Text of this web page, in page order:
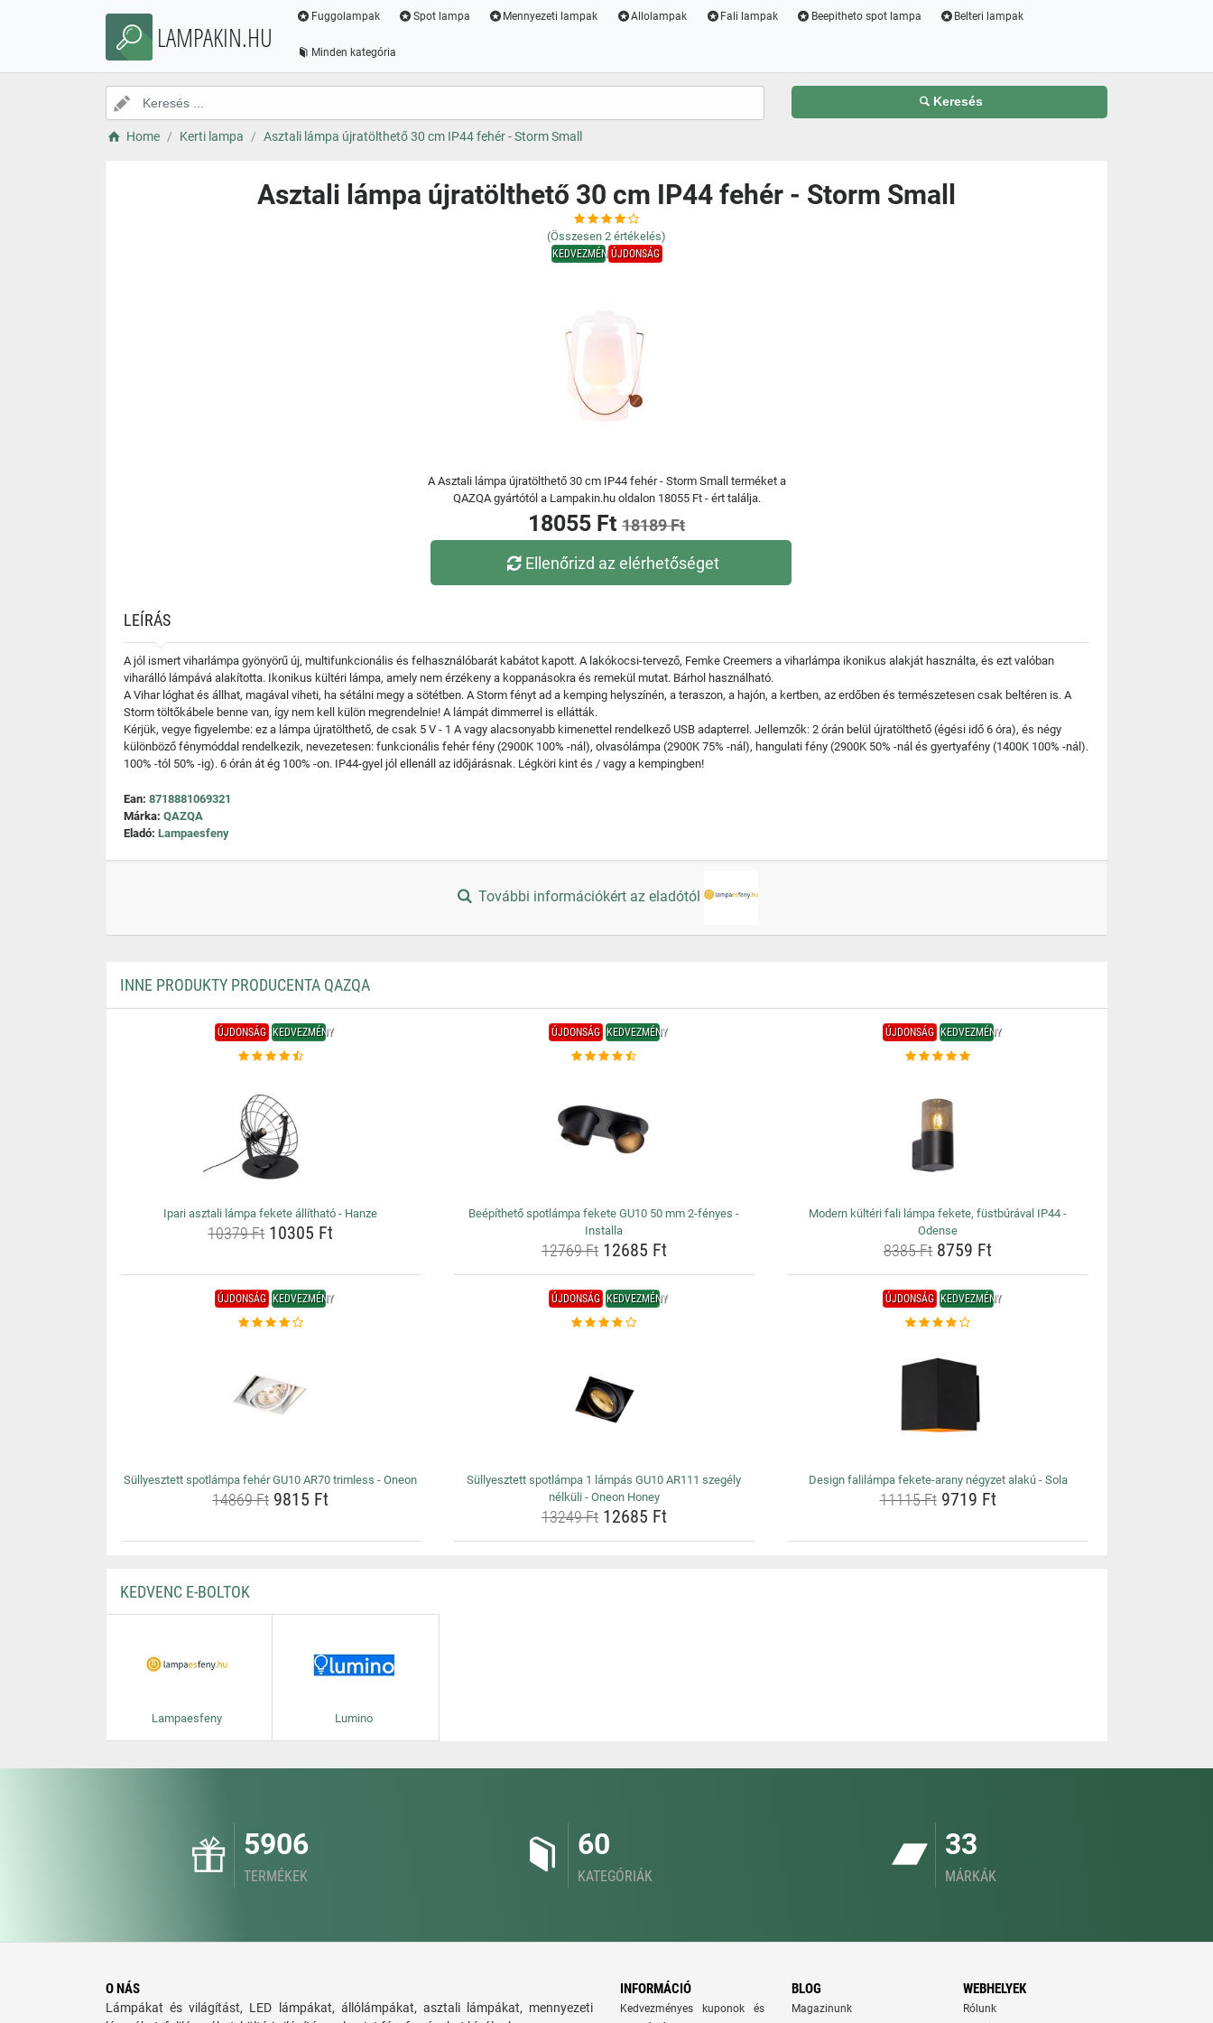
LAMPAKIN.HU
Fuggolampak Spot lampa Mennyezeti lampak Allolampak Fali lampak Beepitheto spot lampa Belteri lampak
Minden kategória
Keresés
Home Kerti lampa Asztali lámpa újratölthető 30 cm IP44 fehér - Storm Small
Asztali lámpa újratölthető 30 cm IP44 fehér - Storm Small
(Összesen 2 értékelés)
KEDVEZMÉNYÚJDONSÁG
A Asztali lámpa újratölthető 30 cm IP44 fehér - Storm Small terméket a
QAZQA gyártótól a Lampakin.hu oldalon 18055 Ft - ért találja.
18055 Ft 18189 Ft
Ellenőrizd az elérhetőséget
LEÍRÁS
A jól ismert viharlámpa gyönyörű új, multifunkcionális és felhasználóbarát kabátot kapott. A lakókocsi-tervező, Femke Creemers a viharlámpa ikonikus alakját használta, és ezt valóban
viharálló lámpává alakította. Ikonikus kültéri lámpa, amely nem érzékeny a koppanásokra és remekül mutat. Bárhol használható.
A Vihar lóghat és állhat, magával viheti, ha sétálni megy a sötétben. A Storm fényt ad a kemping helyszínén, a teraszon, a hajón, a kertben, az erdőben és természetesen csak beltéren is. A
Storm töltőkábele benne van, így nem kell külön megrendelnie! A lámpát dimmerrel is ellátták.
Kérjük, vegye figyelembe: ez a lámpa újratölthető, de csak 5 V - 1 A vagy alacsonyabb kimenettel rendelkező USB adapterrel. Jellemzők: 2 órán belül újratölthető (égési idő 6 óra), és négy
különböző fénymóddal rendelkezik, nevezetesen: funkcionális fehér fény (2900K 100% -nál), olvasólámpa (2900K 75% -nál), hangulati fény (2900K 50% -nál és gyertyafény (1400K 100% -nál).
100% -tól 50% -ig). 6 órán át ég 100% -on. IP44-gyel jól ellenáll az időjárásnak. Légköri kint és / vagy a kempingben!
Ean: 8718881069321
Márka: QAZQA
Eladó: Lampaesfeny
További információkért az eladótól
INNE PRODUKTY PRODUCENTA QAZQA
ÚJDONSÁG KEDVEZMÉNY
Ipari asztali lámpa fekete állítható - Hanze
10379 Ft10305 Ft
ÚJDONSÁG KEDVEZMÉNY
Beépíthető spotlámpa fekete GU10 50 mm 2-fényes -
Installa
12769 Ft12685 Ft
ÚJDONSÁG KEDVEZMÉNY
Modern kültéri fali lámpa fekete, füstbúrával IP44 -
Odense
8385 Ft 8759 Ft
ÚJDONSÁG KEDVEZMÉNY
Süllyesztett spotlámpa fehér GU10 AR70 trimless - Oneon
14869 Ft9815 Ft
ÚJDONSÁG KEDVEZMÉNY
Süllyesztett spotlámpa 1 lámpás GU10 AR111 szegély
nélküli - Oneon Honey
13249 Ft12685 Ft
ÚJDONSÁG KEDVEZMÉNY
Design falilámpa fekete-arany négyzet alakú - Sola
11115 Ft9719 Ft
KEDVENC E-BOLTOK
Lampaesfeny Lumino
5906
TERMÉKEK
60
KATEGÓRIÁK
33
MÁRKÁK
O NÁS
Lámpákat és világítást, LED lámpákat, állólámpákat, asztali lámpákat, mennyezeti
INFORMÁCIÓ
Kedvezményes kuponok és
BLOG
Magazinunk
WEBHELYEK
Rólunk